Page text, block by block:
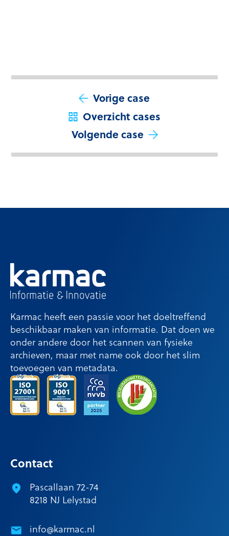
Vorige case
Overzicht cases
Volgende case
Karmac heeft een passie voor het doeltreffend
beschikbaar maken van informatie. Dat doen we
onder andere door het scannen van fysieke
archieven, maar met name ook door het slim
toevoegen van metadata.
Contact
Pascallaan 72-74
8218 NJ Lelystad
info@karmac.nl